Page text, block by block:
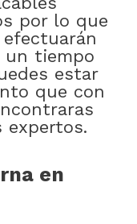
por lo que
un tiempo
estar
que con
expertos.
en